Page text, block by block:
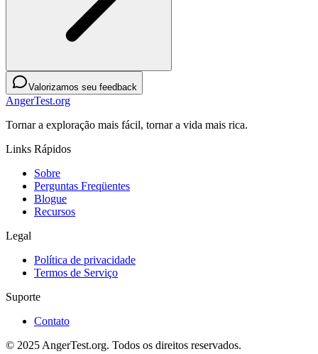
Valorizamos seu feedback
AngerTest.org
Tornar a exploração mais fácil, tornar a vida mais rica.
Links Rápidos
Sobre
Perguntas Freqüentes
Blogue
Recursos
Legal
Política de privacidade
Termos de Serviço
Suporte
Contato
© 2025 AngerTest.org. Todos os direitos reservados.